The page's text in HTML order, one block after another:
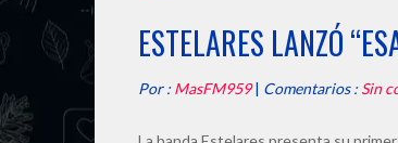
ESTELARES LANZÓ
Por : MasFM959| Comentarios : Sin